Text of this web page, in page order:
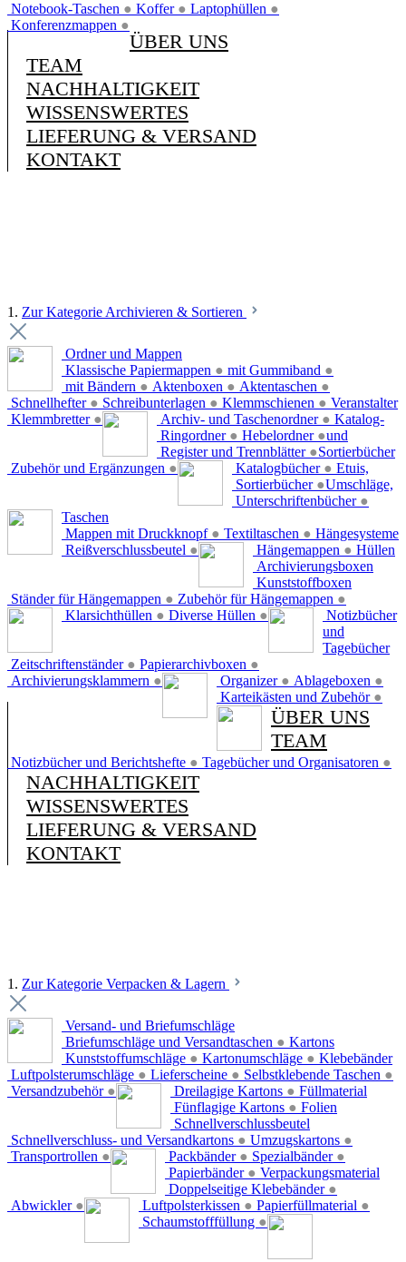
Notebook-Taschen ● Koffer ● Laptophüllen ●
Konferenzmappen ●
ÜBER UNS
TEAM
NACHHALTIGKEIT
WISSENSWERTES
LIEFERUNG & VERSAND
KONTAKT
1. Zur Kategorie Archivieren & Sortieren
Ordner und Mappen
Klassische Papiermappen ● mit Gummiband ●
mit Bändern ● Aktenboxen ● Aktentaschen ●
Schnellhefter ● Schreibunterlagen ● Klemmschienen ●
Klemmbretter ●
Veranstalter
Archiv- und Taschenordner ●
Ringordner ● Hebelordner ●
Register und Trennblätter ●
Zubehör und Ergänzungen ●
Katalog-
und
Sortierbücher
Katalogbücher ●
Sortierbücher ●
Unterschriftenbücher ●
Etuis,
Umschläge,
Taschen
Mappen mit Druckknopf ● Textiltaschen ●
Reißverschlussbeutel ●
Hängesysteme
Hängemappen ●
Ständer für Hängemappen ● Zubehör für Hängemappen ●
Hüllen
Klarsichthüllen ● Diverse Hüllen ●
Archivierungsboxen
Zeitschriftenständer ● Papierarchivboxen ●
Archivierungsklammern ●
Kunststoffboxen
Organizer ● Ablageboxen ●
Karteikästen und Zubehör ●
Notizbücher
und
Tagebücher
Notizbücher und Berichtshefte ● Tagebücher und Organisatoren ●
ÜBER UNS
TEAM
NACHHALTIGKEIT
WISSENSWERTES
LIEFERUNG & VERSAND
KONTAKT
1. Zur Kategorie Verpacken & Lagern
Versand- und Briefumschläge
Briefumschläge und Versandtaschen ●
Kunststoffumschläge ● Kartonumschläge ●
Luftpolsterumschläge ● Lieferscheine ● Selbstklebende Taschen ●
Versandzubehör ●
Kartons
Dreilagige Kartons ●
Fünflagige Kartons ●
Schnellverschluss- und Versandkartons ● Umzugskartons ●
Transportrollen ●
Klebebänder
Packbänder ● Spezialbänder ●
Papierbänder ●
Doppelseitige Klebebänder ●
Abwickler ●
Füllmaterial
Luftpolsterkissen ● Papierfüllmaterial ●
Schaumstofffüllung ●
Folien
Schnellverschlussbeutel
Verpackungsmaterial